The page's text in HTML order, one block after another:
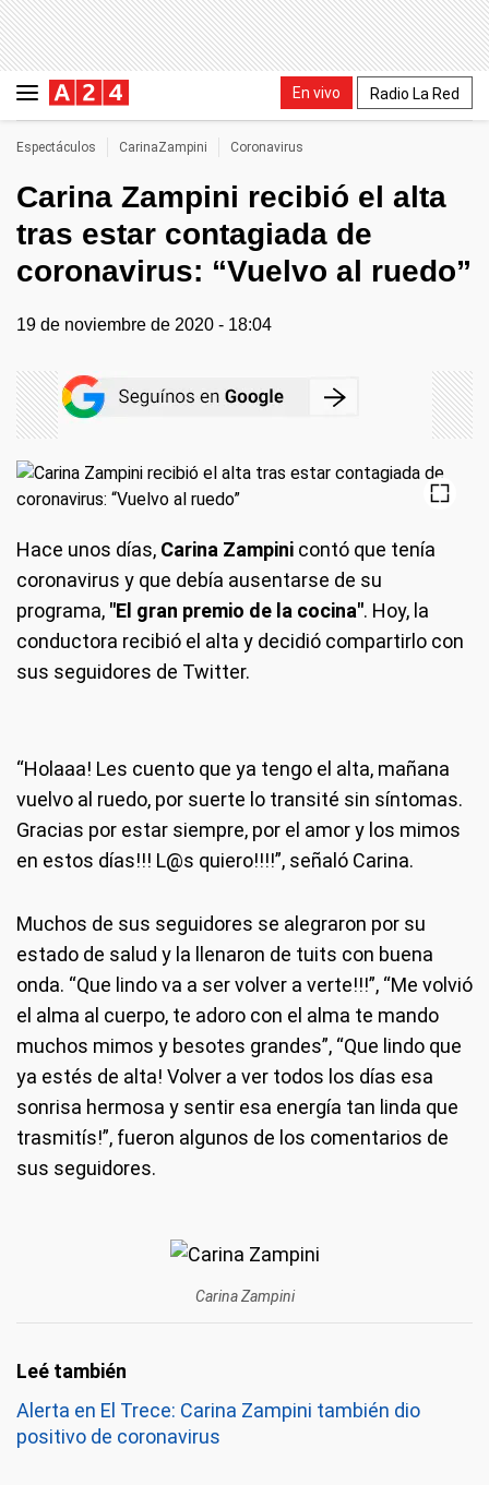
En vivo Radio La Red
Espectáculos CarinaZampini Coronavirus
Carina Zampini recibió el alta
tras estar contagiada de
coronavirus: “Vuelvo al ruedo”
19 de noviembre de 2020 - 18:04
Hace unos días, Carina Zampini contó que tenía
coronavirus y que debía ausentarse de su
programa, "El gran premio de la cocina". Hoy, la
conductora recibió el alta y decidió compartirlo con
sus seguidores de Twitter.
“Holaaa! Les cuento que ya tengo el alta, mañana
vuelvo al ruedo, por suerte lo transité sin síntomas.
Gracias por estar siempre, por el amor y los mimos
en estos días!!! L@s quiero!!!!”, señaló Carina.
Muchos de sus seguidores se alegraron por su
estado de salud y la llenaron de tuits con buena
onda. “Que lindo va a ser volver a verte!!!”, “Me volvió
el alma al cuerpo, te adoro con el alma te mando
muchos mimos y besotes grandes”, “Que lindo que
ya estés de alta! Volver a ver todos los días esa
sonrisa hermosa y sentir esa energía tan linda que
trasmitís!”, fueron algunos de los comentarios de
sus seguidores.
Carina Zampini
Alerta en El Trece: Carina Zampini también dio
positivo de coronavirus